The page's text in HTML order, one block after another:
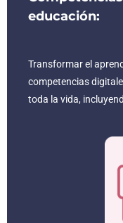
educación:
Transformar el
competencias
toda la vida,